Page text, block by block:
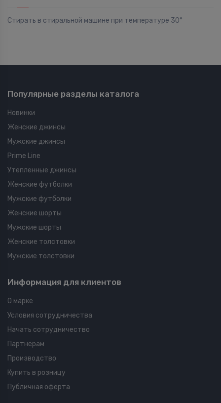
Стирать в стиральной машине при температуре 30°
Популярные разделы каталога
Новинки
Женские джинсы
Мужские джинсы
Prime Line
Утепленные джинсы
Женские футболки
Мужские футболки
Женские шорты
Мужские шорты
Женские толстовки
Мужские толстовки
Информация для клиентов
О марке
Условия сотрудничества
Начать сотрудничество
Партнерам
Производство
Купить в розницу
Публичная оферта